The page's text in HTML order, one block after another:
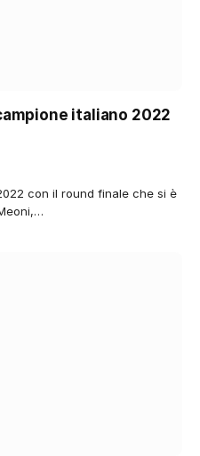
italiano 2022
con il round finale che si è